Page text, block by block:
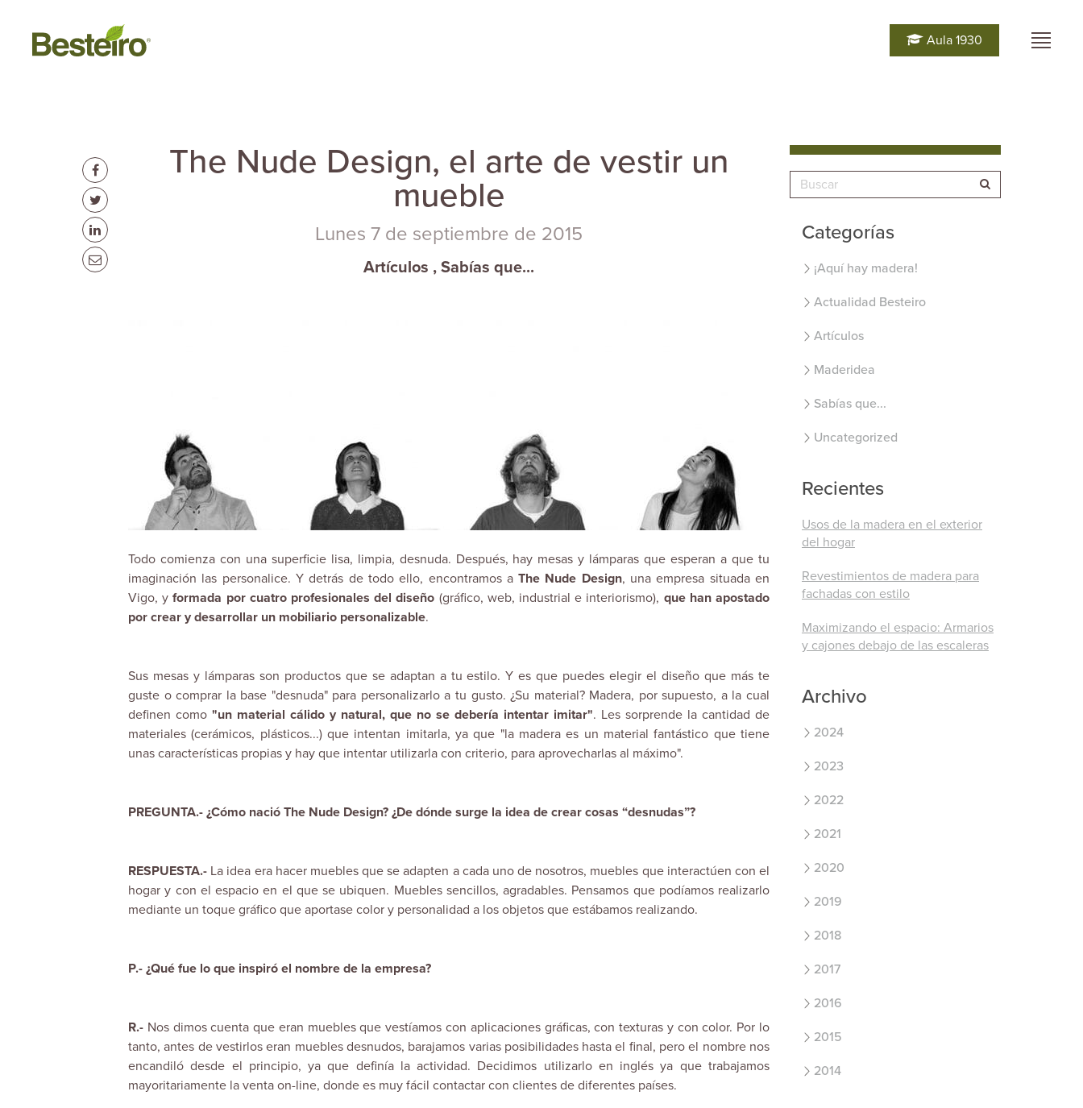
Aula 1930
The Nude Design, el arte de vestir un
mueble
Lunes 7 de septiembre de 2015
Artículos , Sabías que...
Todo comienza con una superficie lisa, limpia, desnuda. Después, hay mesas y lámparas que esperan a que tu
imaginación las personalice. Y detrás de todo ello, encontramos aThe Nude Design, una empresa situada en
Vigo, yformada por cuatro profesionales del diseño (gráfico, web, industrial e interiorismo), que han apostado
por crear y desarrollar un mobiliario personalizable.
Sus mesas y lámparas son productos que se adaptan a tu estilo. Y es que puedes elegir el diseño que más te
guste o comprar la base "desnuda" para personalizarlo a tu gusto. ¿Su material? Madera, por supuesto, a la cual
definen como "un material cálido y natural, que no se debería intentar imitar". Les sorprende la cantidad de
materiales (cerámicos, plásticos...) que intentan imitarla, ya que "la madera es un material fantástico que tiene
unas características propias y hay que intentar utilizarla con criterio, para aprovecharlas al máximo".
PREGUNTA.- ¿Cómo nació The Nude Design? ¿De dónde surge la idea de crear cosas “desnudas”?
RESPUESTA.- La idea era hacer muebles que se adapten a cada uno de nosotros, muebles que interactúen con el
hogar y con el espacio en el que se ubiquen. Muebles sencillos, agradables. Pensamos que podíamos realizarlo
mediante un toque gráfico que aportase color y personalidad a los objetos que estábamos realizando.
P.- ¿Qué fue lo que inspiró el nombre de la empresa?
R.- Nos dimos cuenta que eran muebles que vestíamos con aplicaciones gráficas, con texturas y con color. Por lo
tanto, antes de vestirlos eran muebles desnudos, barajamos varias posibilidades hasta el final, pero el nombre nos
encandiló desde el principio, ya que definía la actividad. Decidimos utilizarlo en inglés ya que trabajamos
mayoritariamente la venta on-line, donde es muy fácil contactar con clientes de diferentes países.
Categorías
¡Aquí hay madera!
Actualidad Besteiro
Artículos
Maderidea
Sabías que...
Uncategorized
Recientes
Usos de la madera en el exterior
del hogar
Revestimientos de madera para
fachadas con estilo
Maximizando el espacio: Armarios
y cajones debajo de las escaleras
Archivo
2024
2023
2022
2021
2020
2019
2018
2017
2016
2015
2014